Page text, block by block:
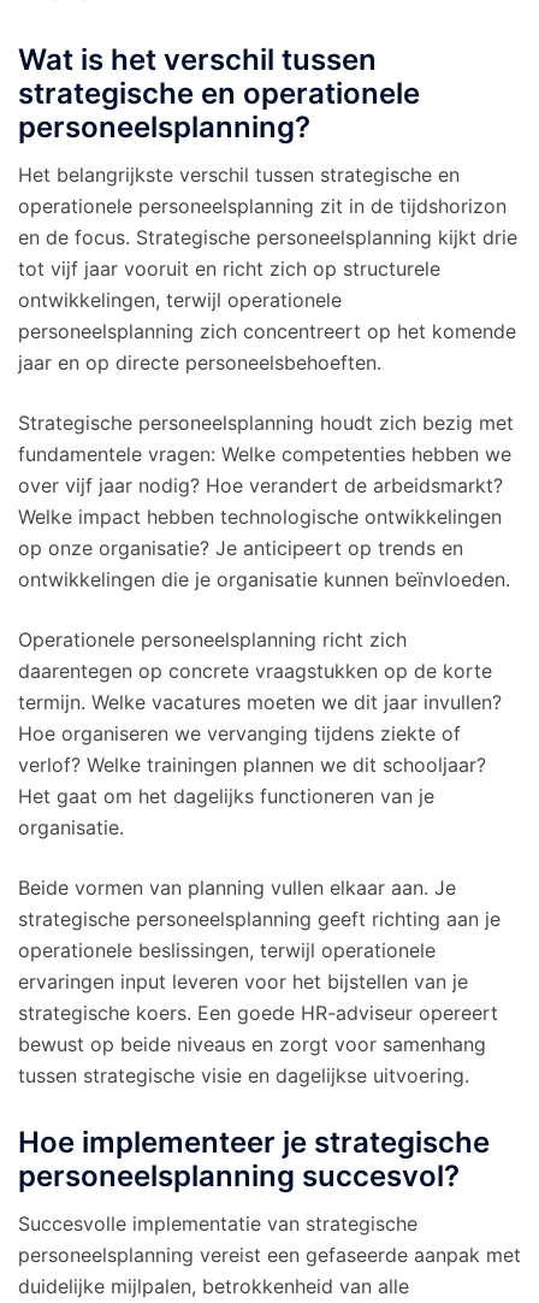
Wat is het verschil tussen
strategische en operationele
personeelsplanning?
Het belangrijkste verschil tussen strategische en
operationele personeelsplanning zit in de tijdshorizon
en de focus. Strategische personeelsplanning kijkt drie
tot vijf jaar vooruit en richt zich op structurele
ontwikkelingen, terwijl operationele
personeelsplanning zich concentreert op het komende
jaar en op directe personeelsbehoeften.
Strategische personeelsplanning houdt zich bezig met
fundamentele vragen: Welke competenties hebben we
over vijf jaar nodig? Hoe verandert de arbeidsmarkt?
Welke impact hebben technologische ontwikkelingen
op onze organisatie? Je anticipeert op trends en
ontwikkelingen die je organisatie kunnen beïnvloeden.
Operationele personeelsplanning richt zich
daarentegen op concrete vraagstukken op de korte
termijn. Welke vacatures moeten we dit jaar invullen?
Hoe organiseren we vervanging tijdens ziekte of
verlof? Welke trainingen plannen we dit schooljaar?
Het gaat om het dagelijks functioneren van je
organisatie.
Beide vormen van planning vullen elkaar aan. Je
strategische personeelsplanning geeft richting aan je
operationele beslissingen, terwijl operationele
ervaringen input leveren voor het bijstellen van je
strategische koers. Een goede HR-adviseur opereert
bewust op beide niveaus en zorgt voor samenhang
tussen strategische visie en dagelijkse uitvoering.
Hoe implementeer je strategische
personeelsplanning succesvol?
Succesvolle implementatie van strategische
personeelsplanning vereist een gefaseerde aanpak met
duidelijke mijlpalen, betrokkenheid van alle